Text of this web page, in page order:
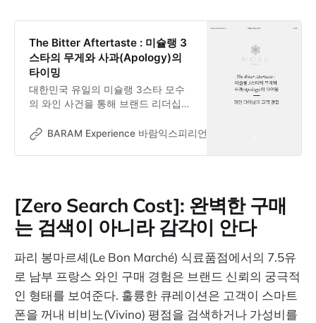
The Bitter Aftertaste : 미슐랭 3
스타의 무게와 사과(Apology)의
타이밍
대한민국 유일의 미슐랭 3스타 모수
의 와인 사건을 통해 브랜드 리더십과
BARAM 매거진의 심층 아티클.
BARAM Experience 바람익스피리언스
[Zero Search Cost]: 완벽한 구매
는 검색이 아니라 감각이 안다
파리 봉마르셰(Le Bon Marché) 식료품점에서의 7.5유
로 남부 프랑스 와인 구매 경험은 브랜드 신뢰의 궁극적
인 형태를 보여준다. 훌륭한 큐레이션은 고객이 스마트
폰을 꺼내 비비노(Vivino) 평점을 검색하거나 가성비를